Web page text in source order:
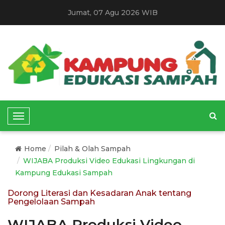
Jumat, 07 Agu 2026 WIB
T
o
g
e
N
a
Home
Pilah & Olah Sampah
WIJABA Produksi Video Edukasi Lingkungan di
Kampung Edukasi Sampah
Dorong Literasi dan Kesadaran Anak tentang
Pengelolaan Sampah